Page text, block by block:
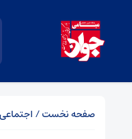
صفحه نخست/ اجتماعی